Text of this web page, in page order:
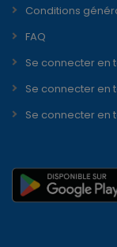
Conditions
FAQ
Se connecter en
Se connecter en
Se connecter en